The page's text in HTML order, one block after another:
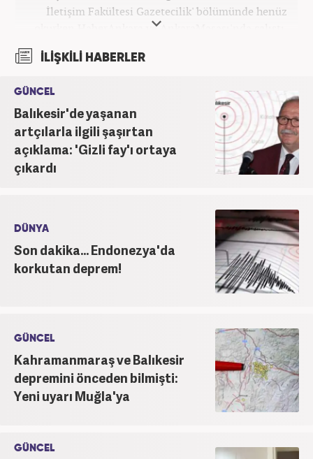
İletişim Fakültesi Gazetecilik' bölümünde henüz
okurken HaberAnkara ve AnkaraMasası'nda çalıştı.
2022 yılındaki mezuniyetinin ardından Beyaz TV'de
'Haber Editörü' pozisyonunda görev aldı. 2024
Editörü kariyerine devam etmektedir.
İLİŞKİLİ HABERLER
GÜNCEL
Balıkesir'de yaşanan
artçılarla ilgili şaşırtan
açıklama: 'Gizli fay'ı ortaya
çıkardı
DÜNYA
Son dakika... Endonezya'da
korkutan deprem!
GÜNCEL
Kahramanmaraş ve Balıkesir
depremini önceden bilmişti:
Yeni uyarı Muğla'ya
GÜNCEL